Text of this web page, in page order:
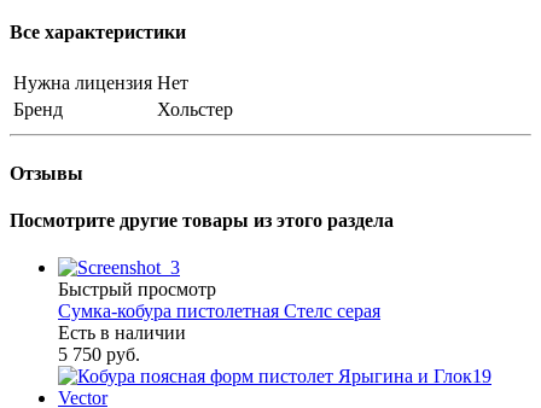
Все характеристики
Нужна лицензия Нет
Бренд
Хольстер
Отзывы
Посмотрите другие товары из этого раздела
Быстрый просмотр
Сумка-кобура пистолетная Стелс серая
Есть в наличии
5 750 руб.